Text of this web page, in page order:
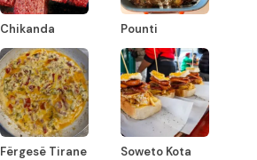
Chikanda Pounti
Fërgesë Tirane Soweto Kota